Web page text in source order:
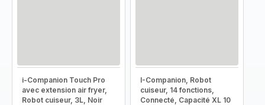
i-Companion Touch Pro
avec extension air fryer,
Robot cuiseur, 3L, Noir
I-Companion, Robot
cuiseur, 14 fonctions,
Connecté, Capacité XL 10